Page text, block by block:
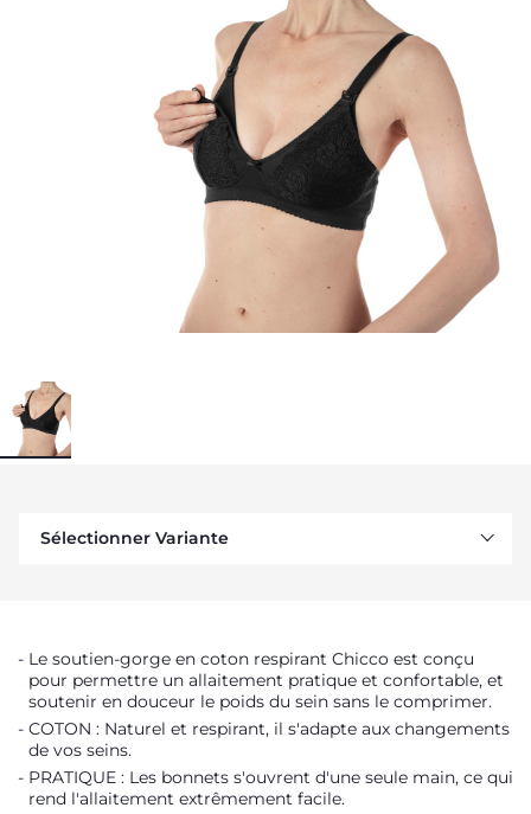
Sélectionner Variante
Le soutien-gorge en coton respirant Chicco est conçu
pour permettre un allaitement pratique et confortable, et
soutenir en douceur le poids du sein sans le comprimer.
COTON : Naturel et respirant, il s'adapte aux changements
de vos seins.
PRATIQUE : Les bonnets s'ouvrent d'une seule main, ce qui
rend l'allaitement extrêmement facile.